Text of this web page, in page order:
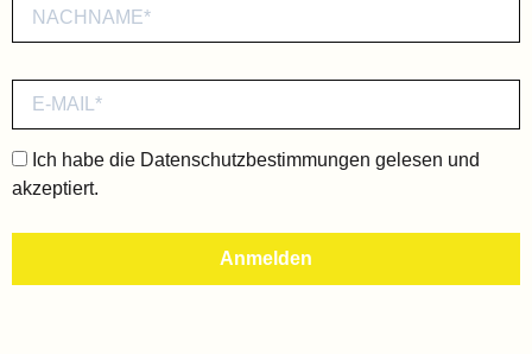
Ich habe die Datenschutzbestimmungen gelesen und
akzeptiert.